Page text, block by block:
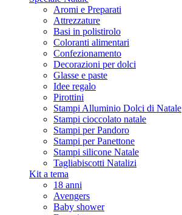
Aromi e Preparati
Attrezzature
Basi in polistirolo
Coloranti alimentari
Confezionamento
Decorazioni per dolci
Glasse e paste
Idee regalo
Pirottini
Stampi Alluminio Dolci di Natale
Stampi cioccolato natale
Stampi per Pandoro
Stampi per Panettone
Stampi silicone Natale
Tagliabiscotti Natalizi
Kit a tema
18 anni
Avengers
Baby shower